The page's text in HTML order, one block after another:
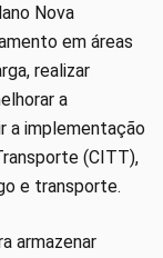
Nova
em áreas
realizar
a
a implementação
(CITT),
e transporte.
armazenar